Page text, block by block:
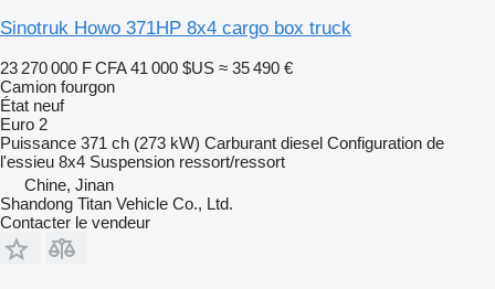
Sinotruk Howo 371HP 8x4 cargo box truck
23 270 000 F CFA 41 000 $US ≈ 35 490 €
Camion fourgon
État neuf
Euro 2
Puissance 371 ch (273 kW) Carburant diesel Configuration de
l'essieu 8x4 Suspension ressort/ressort
Chine, Jinan
Shandong Titan Vehicle Co., Ltd.
Contacter le vendeur